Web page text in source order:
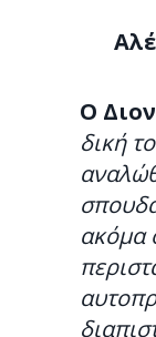
Ο
δική
ακόμα